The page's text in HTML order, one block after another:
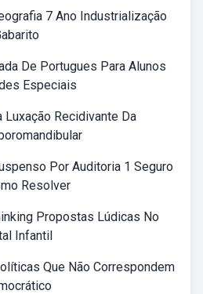
7 Ano Industrialização
De Portugues Para Alunos
Especiais
Luxação Recidivante Da
Por Auditoria 1 Seguro
Resolver
Propostas Lúdicas No
Infantil
Que Não Correspondem